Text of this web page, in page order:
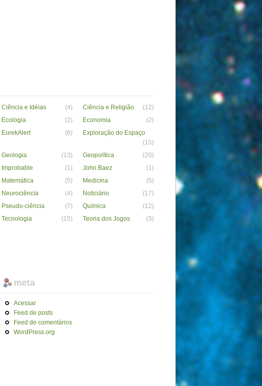
Ciência e Idéias (4) Ciência e Religião
(12)
Ecologia (2) Economia
(2)
EurekAlert (6)
Exploração do Espaço
(15)
Geologia (13) Geopolítica
(20)
Improbable (1) John Baez
(1)
Matemática (5) Medicina
(5)
Neurociência (4) Noticiário
(17)
Pseudo-ciência (7) Química
(12)
Tecnologia (15) Teoria dos Jogos
(3)
meta
Acessar
Feed de posts
Feed de comentários
WordPress.org